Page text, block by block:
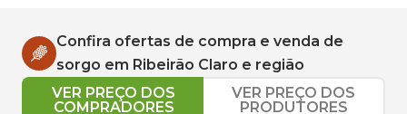
Confira ofertas de compra e venda de
sorgo em Ribeirão Claro e região
VER PREÇO DOS
COMPRADORES
VER PREÇO DOS
PRODUTORES